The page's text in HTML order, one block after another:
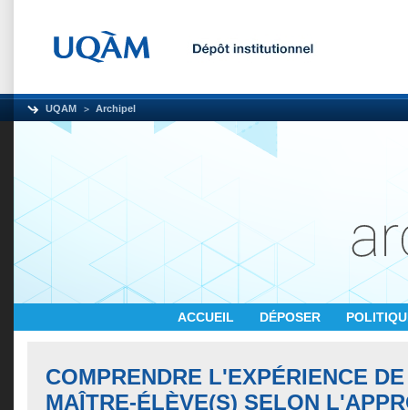
UQAM Archipel
ACCUEIL DÉPOSER
COMPRENDRE L'EXPÉRIENCE
MAÎTRE-ÉLÈVE(S) SELON